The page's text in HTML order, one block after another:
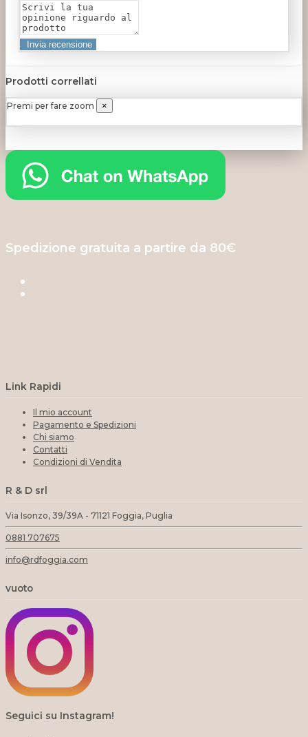
Prodotti correllati
Premi per fare zoom ×
Spedizione gratuita a partire da 80€
Link Rapidi
Il mio account
Pagamento e Spedizioni
Chi siamo
Contatti
Condizioni di Vendita
R & D srl
Via Isonzo, 39/39A - 71121 Foggia, Puglia
0881 707675
info@rdfoggia.com
vuoto
Seguici su Instagram!